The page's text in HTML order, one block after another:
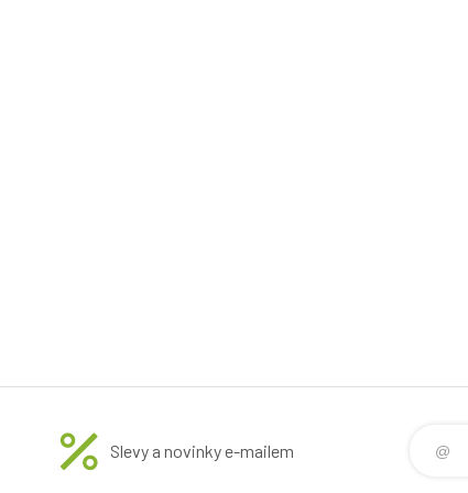
Slevy a novinky e-mailem